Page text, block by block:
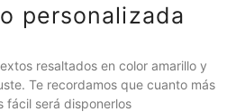
personalizada
resaltados en color amarillo y
Te recordamos que cuanto más
fácil será disponerlos